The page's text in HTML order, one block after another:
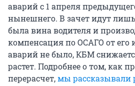
аварий с 1 апреля
нынешнего. В зачет идут
была вина водителя и
компенсация по ОСАГО от его
аварий не было, КБМ
растет. Подробнее о том, как
перерасчет,мы рассказывали